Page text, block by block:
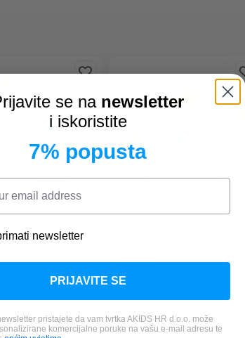
pliš Misfittens
25,22 €
se na newsletter
i iskoristite
7% popusta
newsletter
PRIJAVITE SE
pristajete da vam tvrtka AKIDS HR d.o.o. može
komercijalne poruke na vašu e-mail adresu te